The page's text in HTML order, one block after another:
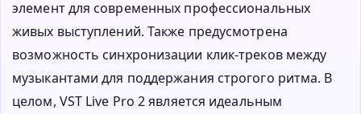
элемент для современных профессиональных
живых выступлений. Также предусмотрена
возможность синхронизации клик-треков между
музыкантами для поддержания строгого ритма. В
целом, VST Live Pro 2 является идеальным